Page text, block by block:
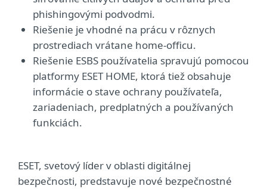
phishingovými podvodmi.
Riešenie je vhodné na prácu v rôznych
prostrediach vrátane home-officu.
Riešenie ESBS používatelia spravujú pomocou
platformy ESET HOME, ktorá tiež obsahuje
informácie o stave ochrany používateľa,
zariadeniach, predplatných a používaných
funkciách.
ESET, svetový líder v oblasti digitálnej
bezpečnosti, predstavuje nové bezpečnostné